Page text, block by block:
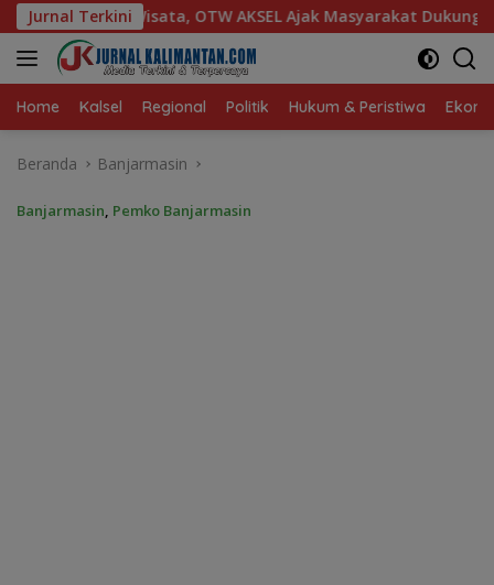
Langsung
ke
konten
Jurnal Terkini
Ajak Masyarakat Dukung Produk Lokal Tabalong
Home Kalsel Regional Politik Hukum & Peristiwa
Beranda Banjarmasin
Banjarmasin, Pemko Banjarmasin